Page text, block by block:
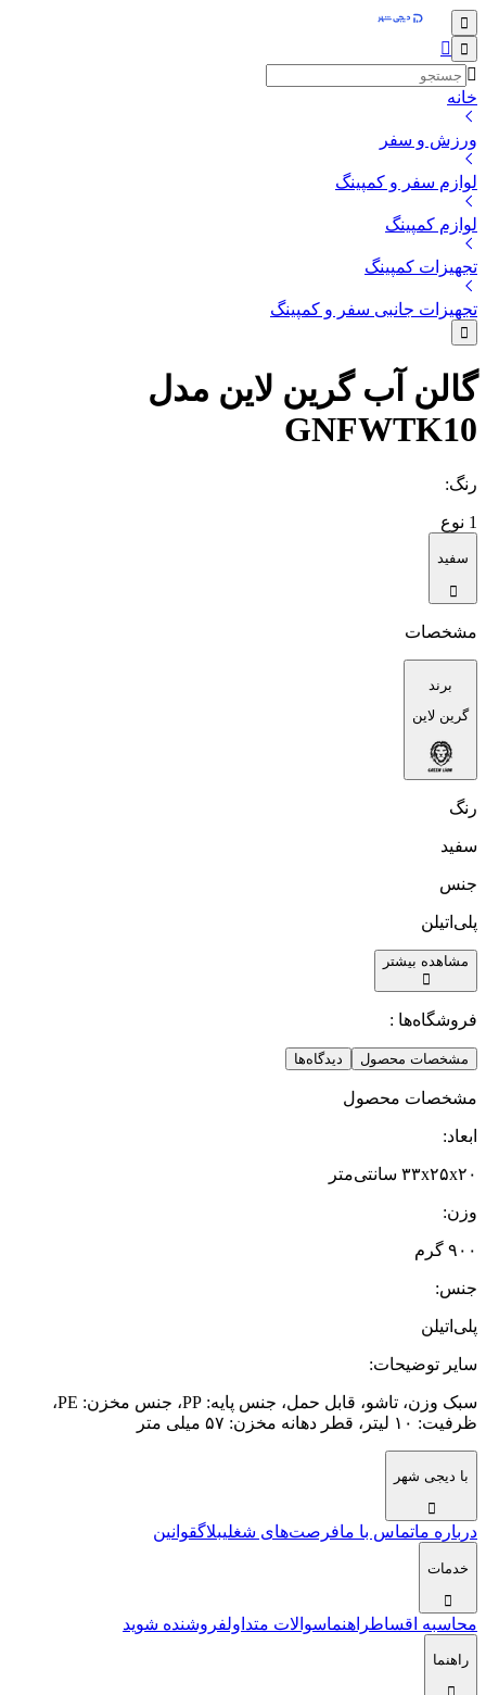
خانه
ورزش و سفر
لوازم سفر و کمپینگ
لوازم کمپینگ
تجهیزات کمپینگ
تجهیزات جانبی سفر و کمپینگ
گالن آب گرین لاین مدل
GNFWTK10
رنگ:
1 نوع
سفید
مشخصات
برند
گرین لاین
رنگ
سفید
جنس
پلی‌اتیلن
مشاهده بیشتر
فروشگاه‌ها :
مشخصات محصول دیدگاه‌ها
مشخصات محصول
ابعاد:
۳۳x۲۵x۲۰ سانتی‌متر
وزن:
۹۰۰ گرم
جنس:
پلی‌اتیلن
سایر توضیحات:
سبک وزن، تاشو، قابل حمل، جنس پایه: PP، جنس مخزن: PE،
ظرفیت: ۱۰ لیتر، قطر دهانه مخزن: ۵۷ میلی متر
با دیجی شهر
درباره ماتماس با مافرصت‌های شغلیبلاگقوانین
خدمات
محاسبه اقساطراهنماسوالات متداولفروشنده شوید
راهنما